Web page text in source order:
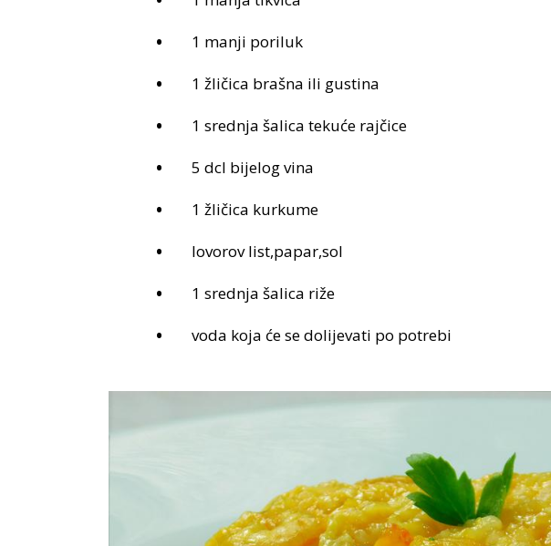
1 manji poriluk
1 žličica brašna ili gustina
1 srednja šalica tekuće rajčice
5 dcl bijelog vina
1 žličica kurkume
lovorov list,papar,sol
1 srednja šalica riže
voda koja će se dolijevati po potrebi